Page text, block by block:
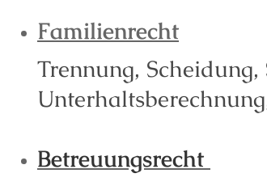
Familienrecht
Trennung,
Betreuungsrecht